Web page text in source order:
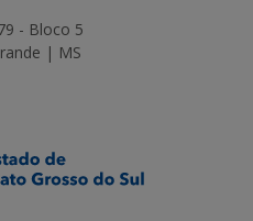
- Bloco 5
| MS